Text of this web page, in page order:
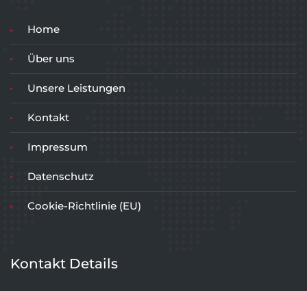
Home
Über uns
Unsere Leistungen
Kontakt
Impressum
Datenschutz
Cookie-Richtlinie (EU)
Kontakt Details